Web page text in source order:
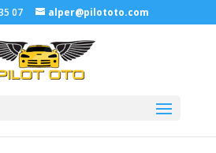
07 alper@pilototo.com